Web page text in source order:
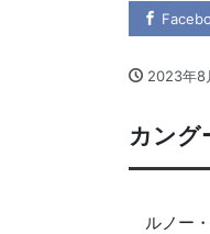
2023年8
カング
ルノー